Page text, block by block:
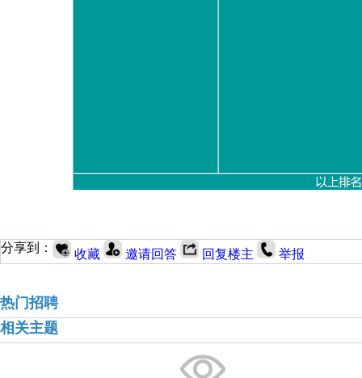
分享到： 收藏 邀请回答 回复楼主 举报
热门招聘
相关主题